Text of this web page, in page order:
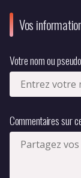
Vos
Votre nom ou pseudo
Commentaires sur